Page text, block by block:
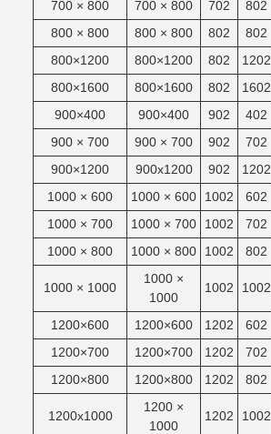
700 × 800
700 × 800 702 802
800 × 800
800 × 800 802 802
800×1200
800×1200 802 1202
800×1600
800×1600 802 1602
900×400
900×400 902 402
900 × 700
900 × 700 902 702
900×1200
900x1200 902 1202
1000 × 600
1000 × 600 1002 602
1000 × 700
1000 × 700 1002 702
1000 × 800
1000 × 800 1002 802
1000 × 1000
1000 ×
1000
1002 1002
1200×600 1200×600 1202 602
1200×700
1200×700 1202 702
1200×800
1200×800 1202 802
1200x1000
1200 ×
1000
1202 1002